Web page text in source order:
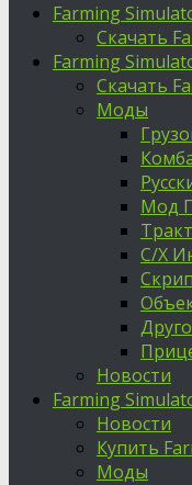
Farming
Скачать
Farming
Скачать
Моды
Мод
С/Х
Новости
Farming
Новости
Купить
Моды